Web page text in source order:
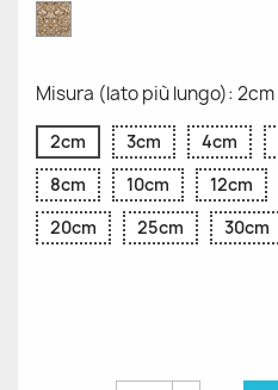
Oro
Glitter
Misura (lato più lungo): 2cm
2cm 3cm 4cm
8cm
10cm 12cm
20cm
25cm 30cm